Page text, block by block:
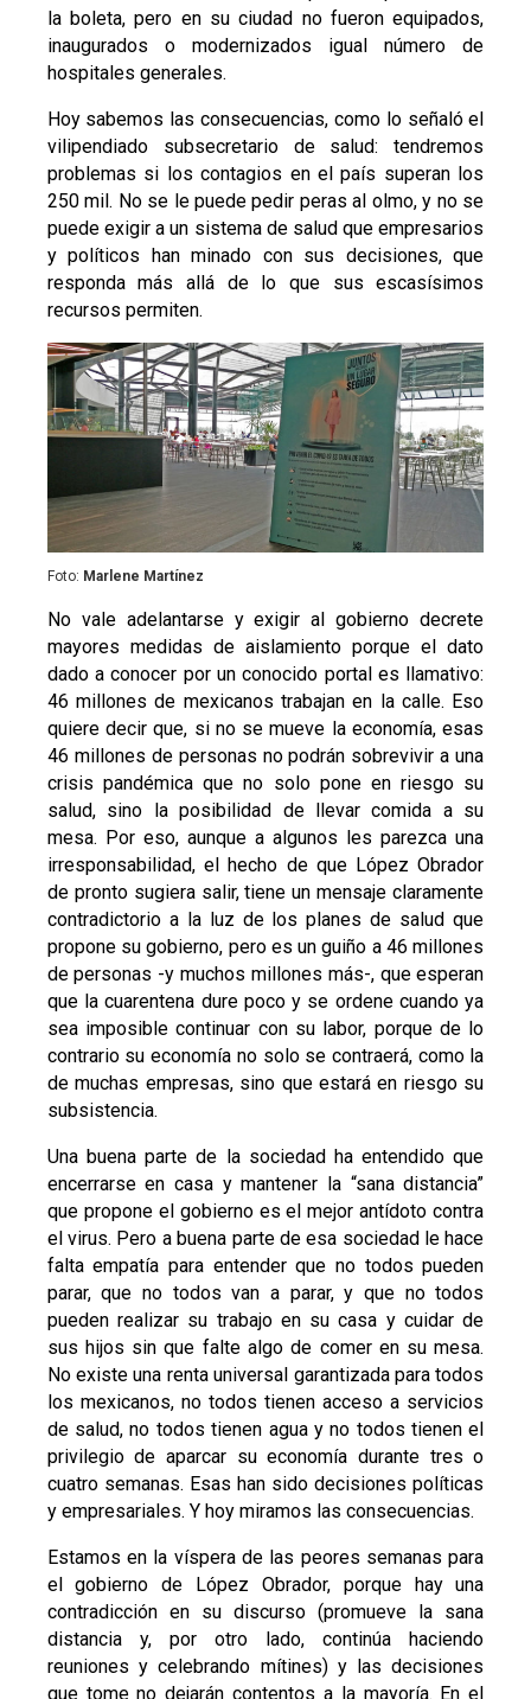
la boleta, pero en su ciudad no fueron equipados,
inaugurados o modernizados igual número de
hospitales generales.
Hoy sabemos las consecuencias, como lo señaló el
vilipendiado subsecretario de salud: tendremos
problemas si los contagios en el país superan los
250 mil. No se le puede pedir peras al olmo, y no se
puede exigir a un sistema de salud que empresarios
y políticos han minado con sus decisiones, que
responda más allá de lo que sus escasísimos
recursos permiten.
Foto: Marlene Martínez
No vale adelantarse y exigir al gobierno decrete
mayores medidas de aislamiento porque el dato
dado a conocer por un conocido portal es llamativo:
46 millones de mexicanos trabajan en la calle. Eso
quiere decir que, si no se mueve la economía, esas
46 millones de personas no podrán sobrevivir a una
crisis pandémica que no solo pone en riesgo su
salud, sino la posibilidad de llevar comida a su
mesa. Por eso, aunque a algunos les parezca una
irresponsabilidad, el hecho de que López Obrador
de pronto sugiera salir, tiene un mensaje claramente
contradictorio a la luz de los planes de salud que
propone su gobierno, pero es un guiño a 46 millones
de personas -y muchos millones más-, que esperan
que la cuarentena dure poco y se ordene cuando ya
sea imposible continuar con su labor, porque de lo
contrario su economía no solo se contraerá, como la
de muchas empresas, sino que estará en riesgo su
subsistencia.
Una buena parte de la sociedad ha entendido que
encerrarse en casa y mantener la “sana distancia”
que propone el gobierno es el mejor antídoto contra
el virus. Pero a buena parte de esa sociedad le hace
falta empatía para entender que no todos pueden
parar, que no todos van a parar, y que no todos
pueden realizar su trabajo en su casa y cuidar de
sus hijos sin que falte algo de comer en su mesa.
No existe una renta universal garantizada para todos
los mexicanos, no todos tienen acceso a servicios
de salud, no todos tienen agua y no todos tienen el
privilegio de aparcar su economía durante tres o
cuatro semanas. Esas han sido decisiones políticas
y empresariales. Y hoy miramos las consecuencias.
Estamos en la víspera de las peores semanas para
el gobierno de López Obrador, porque hay una
contradicción en su discurso (promueve la sana
distancia y, por otro lado, continúa haciendo
reuniones y celebrando mítines) y las decisiones
que tome no dejarán contentos a la mayoría. En el